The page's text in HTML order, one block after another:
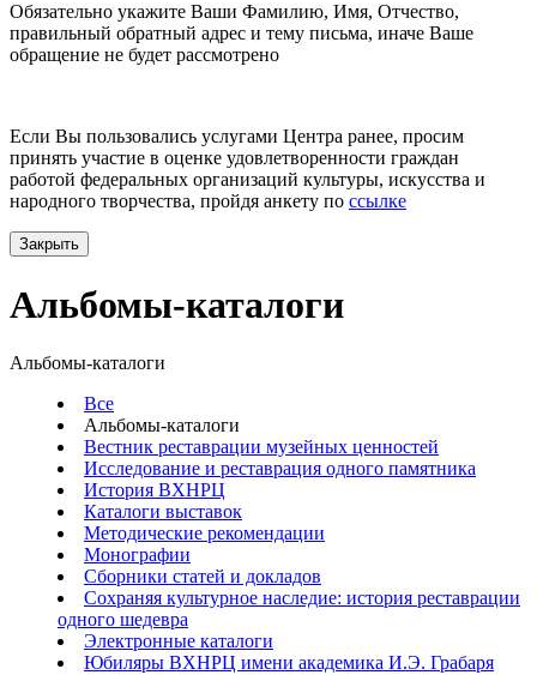
Обязательно укажите Ваши Фамилию, Имя, Отчество,
правильный обратный адрес и тему письма, иначе Ваше
обращение не будет рассмотрено
Если Вы пользовались услугами Центра ранее, просим
принять участие в оценке удовлетворенности граждан
работой федеральных организаций культуры, искусства и
народного творчества, пройдя анкету по ссылке
Закрыть
Альбомы-каталоги
Альбомы-каталоги
Все
Альбомы-каталоги
Вестник реставрации музейных ценностей
Исследование и реставрация одного памятника
История ВХНРЦ
Каталоги выставок
Методические рекомендации
Монографии
Сборники статей и докладов
Сохраняя культурное наследие: история реставрации
одного шедевра
Электронные каталоги
Юбиляры ВХНРЦ имени академика И.Э. Грабаря